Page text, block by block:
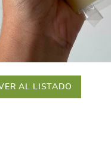
AL LISTADO